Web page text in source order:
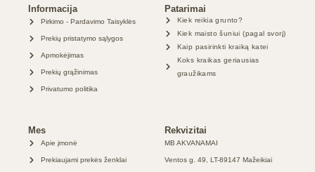
Informacija
Pirkimo - Pardavimo Taisyklės
Prekių pristatymo sąlygos
Apmokėjimas
Prekių grąžinimas
Privatumo politika
Patarimai
Kiek reikia grunto?
Kiek maisto šuniui (pagal svorį)
Kaip pasirinkti kraiką katei
Koks kraikas geriausias
graužikams
Mes
Apie įmonė
Prekiaujami prekės ženklai
Rekvizitai
MB AKVANAMAI
Ventos g. 49, LT-89147 Mažeikiai